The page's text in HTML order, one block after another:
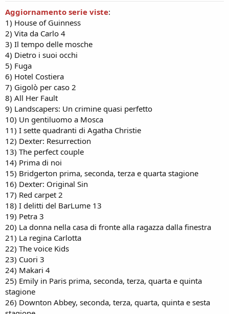
Aggiornamento serie viste:
1) House of Guinness
2) Vita da Carlo 4
3) Il tempo delle mosche
4) Dietro i suoi occhi
5) Fuga
6) Hotel Costiera
7) Gigolò per caso 2
8) All Her Fault
9) Landscapers: Un crimine quasi perfetto
10) Un gentiluomo a Mosca
11) I sette quadranti di Agatha Christie
12) Dexter: Resurrection
13) The perfect couple
14) Prima di noi
15) Bridgerton prima, seconda, terza e quarta stagione
16) Dexter: Original Sin
17) Red carpet 2
18) I delitti del BarLume 13
19) Petra 3
20) La donna nella casa di fronte alla ragazza dalla finestra
21) La regina Carlotta
22) The voice Kids
23) Cuori 3
24) Makari 4
25) Emily in Paris prima, seconda, terza, quarta e quinta
stagione
26) Downton Abbey, seconda, terza, quarta, quinta e sesta